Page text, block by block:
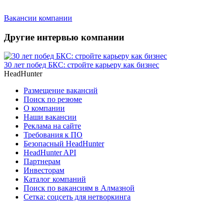
Вакансии компании
Другие интервью компании
30 лет побед БКС: стройте карьеру как бизнес
HeadHunter
Размещение вакансий
Поиск по резюме
О компании
Наши вакансии
Реклама на сайте
Требования к ПО
Безопасный HeadHunter
HeadHunter API
Партнерам
Инвесторам
Каталог компаний
Поиск по вакансиям в Алмазной
Сетка: соцсеть для нетворкинга